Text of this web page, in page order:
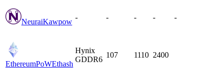
NeuraiKawpow
- - - - -
EthereumPoWEthash
Hynix
GDDR6
107 1110 2400